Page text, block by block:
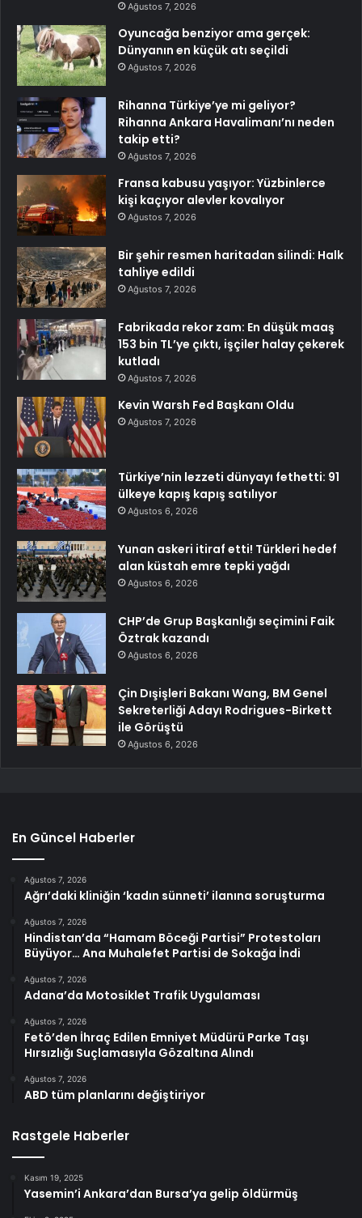
Ağustos 7, 2026
Oyuncağa benziyor ama gerçek:
Dünyanın en küçük atı seçildi
Ağustos 7, 2026
Rihanna Türkiye’ye mi geliyor?
Rihanna Ankara Havalimanı’nı neden
takip etti?
Ağustos 7, 2026
Fransa kabusu yaşıyor: Yüzbinlerce
kişi kaçıyor alevler kovalıyor
Ağustos 7, 2026
Bir şehir resmen haritadan silindi: Halk
tahliye edildi
Ağustos 7, 2026
Fabrikada rekor zam: En düşük maaş
153 bin TL’ye çıktı, işçiler halay çekerek
kutladı
Ağustos 7, 2026
Kevin Warsh Fed Başkanı Oldu
Ağustos 7, 2026
Türkiye’nin lezzeti dünyayı fethetti: 91
ülkeye kapış kapış satılıyor
Ağustos 6, 2026
Yunan askeri itiraf etti! Türkleri hedef
alan küstah emre tepki yağdı
Ağustos 6, 2026
CHP’de Grup Başkanlığı seçimini Faik
Öztrak kazandı
Ağustos 6, 2026
Çin Dışişleri Bakanı Wang, BM Genel
Sekreterliği Adayı Rodrigues-Birkett
ile Görüştü
Ağustos 6, 2026
En Güncel Haberler
Ağustos 7, 2026
Ağrı’daki kliniğin ‘kadın sünneti’ ilanına soruşturma
Ağustos 7, 2026
Hindistan’da “Hamam Böceği Partisi” Protestoları
Büyüyor… Ana Muhalefet Partisi de Sokağa İndi
Ağustos 7, 2026
Adana’da Motosiklet Trafik Uygulaması
Ağustos 7, 2026
Fetö’den İhraç Edilen Emniyet Müdürü Parke Taşı
Hırsızlığı Suçlamasıyla Gözaltına Alındı
Ağustos 7, 2026
ABD tüm planlarını değiştiriyor
Rastgele Haberler
Kasım 19, 2025
Yasemin’i Ankara’dan Bursa’ya gelip öldürmüş